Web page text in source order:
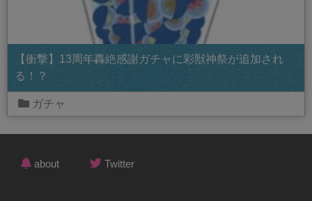
【衝撃】13周年轟絶感謝ガチャに彩獣神祭が追加され
る！？
ガチャ
about Twitter